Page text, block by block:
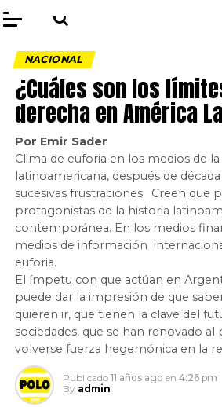
NACIONAL
¿Cuáles son los
derecha en América
Por Emir Sader
Clima de euforia en los medios de
latinoamericana, después de
sucesivas frustraciones. Creen que
protagonistas de la historia
contemporánea. En los medios
medios de información
euforia.
El ímpetu con que actúan en
puede dar la impresión de que
quieren ir, que tienen la clave del
sociedades, que se han renovado
volverse fuerza hegemónica en la
Publicado 11 años ago en 4:26 pm
By admin